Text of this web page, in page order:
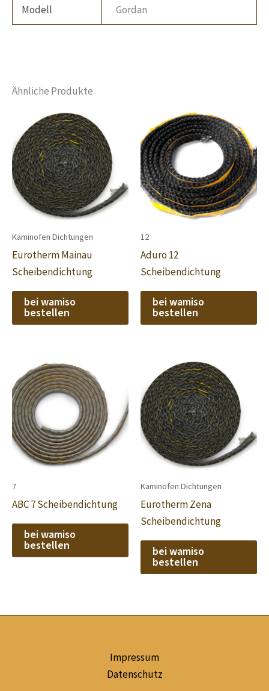
Modell Gordan
Ähnliche Produkte
Kaminofen Dichtungen
Eurotherm Mainau
Scheibendichtung
bei wamiso
bestellen
12
Aduro 12
Scheibendichtung
bei wamiso
bestellen
7
ABC 7 Scheibendichtung
bei wamiso
bestellen
Kaminofen Dichtungen
Eurotherm Zena
Scheibendichtung
bei wamiso
bestellen
Impressum
Datenschutz